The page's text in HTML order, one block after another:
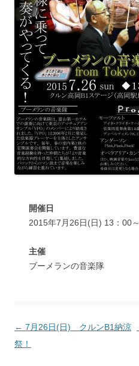
開催日
2015年7月26日(日) 13：00～
主催
ブーメランの音楽隊
投
稿
← 7月26日(日) クルンB1納涼
祭！